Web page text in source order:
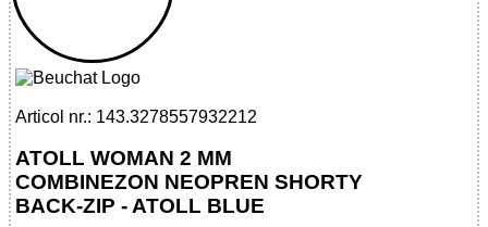
32785579322 - ATOLL WOMAN 2 MM
SHORTY BACK-ZIP - ATOLL BLUE
Articol nr.: 143.3278557932212
ATOLL WOMAN 2 MM
COMBINEZON NEOPREN SHORTY
BACK-ZIP - ATOLL BLUE